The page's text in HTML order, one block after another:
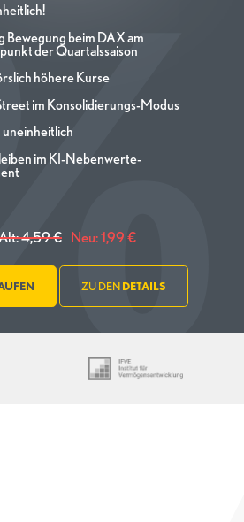
Bewegung beim DAX am
der Quartalssaison
höhere Kurse
im Konsolidierungs-Modus
uneinheitlich
im KI-Nebenwerte-
4,59 € Neu: 1,99 €
ZU DEN DETAILS